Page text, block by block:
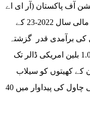
آف پاکستان (آر ای اے
پی) کے صدر چیلا رام کیولانی نے کہا کہ مالی سال 2022-23 کے
کی برآمدی قدر گزشتہ
سال کی نسبت 15.82 فیصد کم ہو کر 1.08 بلین امریکی ڈالر تک
کے کھیتوں کو سیلاب
سے ہونے والے نقصان کی وجہ سے مقامی چاول کی پیداوار میں 40